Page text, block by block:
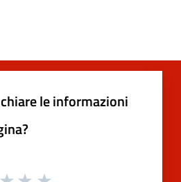
le informazioni